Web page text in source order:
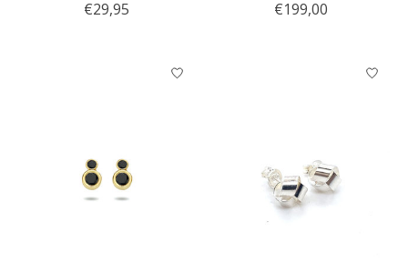
€29,95
€199,00